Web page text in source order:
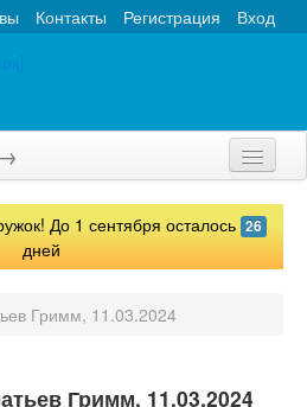
Вход
Регистрация
Контакты
До 1 сентября осталось 26
дней
Гримм, 11.03.2024
Гримм, 11.03.2024